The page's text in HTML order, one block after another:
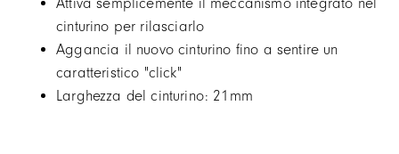
cinturino per rilasciarlo
Aggancia il nuovo cinturino fino a sentire un
caratteristico "click"
Larghezza del cinturino: 21mm